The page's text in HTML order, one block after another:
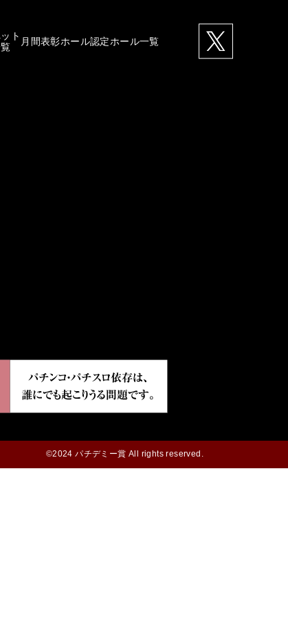
ト 月間表彰ホール認定ホール一覧
©2024 パチデミー賞 All rights reserved.